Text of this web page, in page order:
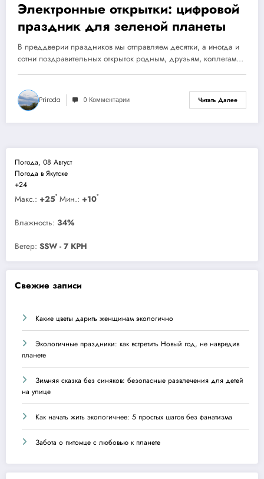
Электронные открытки: цифровой
праздник для зеленой планеты
В преддверии праздников мы отправляем десятки, а иногда и
сотни поздравительных открыток родным, друзьям, коллегам…
Priroda 0 Комментарии Читать Далее
Погода, 08 Август
Погода в Якутске
+24
Макс.: +25° Мин.: +10°
Влажность: 34%
Ветер: SSW - 7 KPH
Свежие записи
Какие цветы дарить женщинам экологично
Экологичные праздники: как встретить Новый год, не навредив
планете
Зимняя сказка без синяков: безопасные развлечения для детей
на улице
Как начать жить экологичнее: 5 простых шагов без фанатизма
Забота о питомце с любовью к планете